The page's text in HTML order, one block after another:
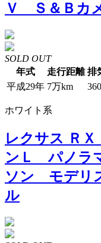
Ｖ Ｓ＆Ｂカ
SOLD OUT
年式
走行距離 排
平成29年 7万km
ホワイト系
レクサス Ｒ
ンＬ パノラ
ソン モデリ
ル